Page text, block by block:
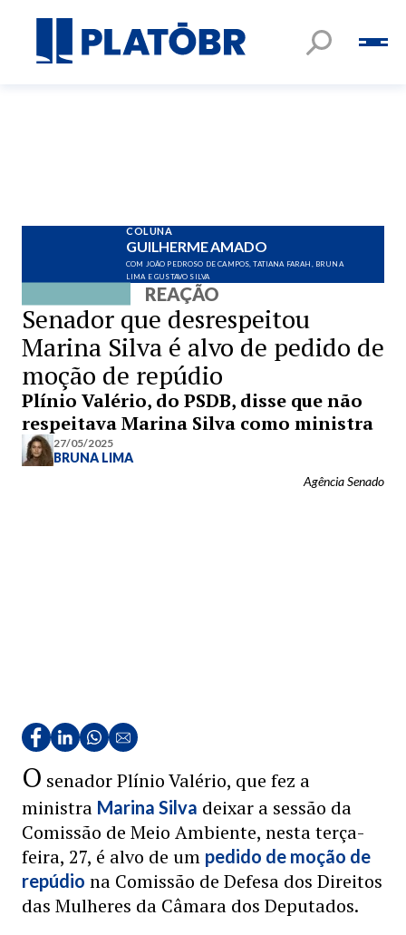
COLUNA
GUILHERME AMADO
COM JOÃO PEDROSO DE CAMPOS, TATIANA FARAH, BRUNA
LIMA E GUSTAVO SILVA
REAÇÃO
Senador que desrespeitou
Marina Silva é alvo de pedido de
moção de repúdio
Plínio Valério, do PSDB, disse que não
respeitava Marina Silva como ministra
27/05/2025
BRUNA LIMA
Agência Senado
O senador Plínio Valério, que fez a
ministra Marina Silva deixar a sessão da
Comissão de Meio Ambiente, nesta terça-
feira, 27, é alvo de um pedido de moção de
repúdio na Comissão de Defesa dos Direitos
das Mulheres da Câmara dos Deputados.